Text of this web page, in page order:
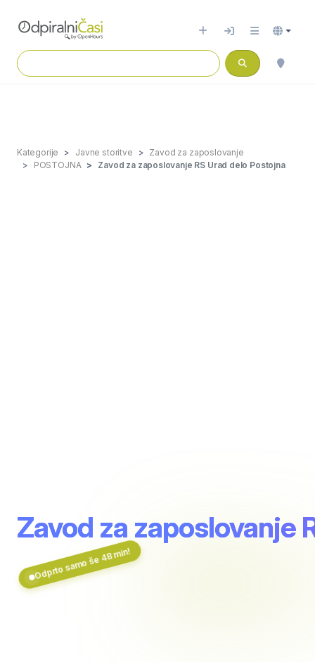
Kategorije Javne storitve
Zavod za zaposlovanje
POSTOJNA
Zavod za zaposlovanje RS Urad delo Postojna
Zavod za zaposlovanje
Odprto samo še 48 min!